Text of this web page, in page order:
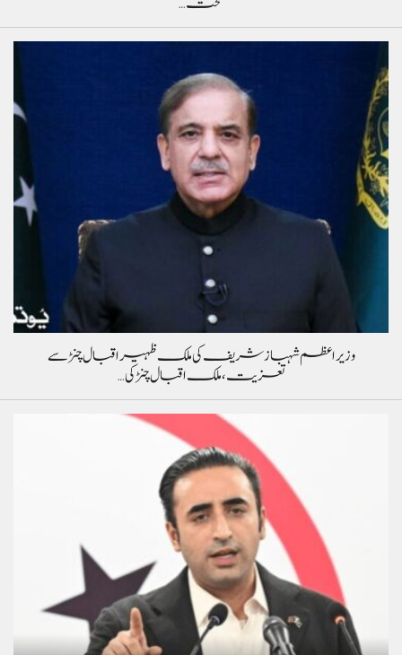
وزیراعظم شہباز شریف کی ملک ظہیر اقبال چنڑ سے
تعزیت، ملک اقبال چنڑ کی…